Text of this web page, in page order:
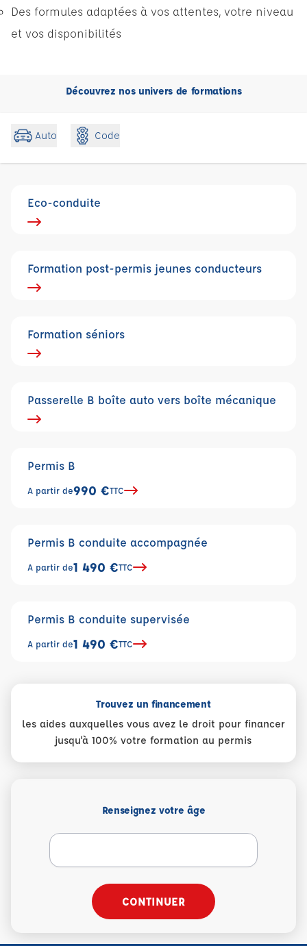
Des formules adaptées à vos attentes, votre niveau
et vos disponibilités
Découvrez nos univers de formations
Auto Code
Eco-conduite
Formation post-permis jeunes conducteurs
Formation séniors
Passerelle B boîte auto vers boîte mécanique
Permis B
A partir de990 €TTC
Permis B conduite accompagnée
A partir de1 490 €TTC
Permis B conduite supervisée
A partir de1 490 €TTC
Trouvez un financement
les aides auxquelles vous avez le droit pour financer
jusqu'à 100% votre formation au permis
Renseignez votre âge
CONTINUER